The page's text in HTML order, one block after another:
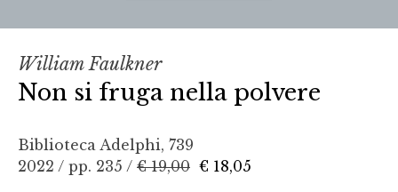
William Faulkner
Non si fruga nella polvere
Biblioteca Adelphi, 739
2022 / pp. 235 / € 19,00 € 18,05